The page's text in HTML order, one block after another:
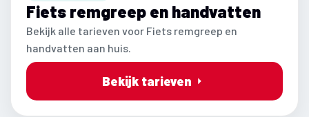
Fiets remgreep en handvatten
Bekijk alle tarieven voor Fiets remgreep en
handvatten aan huis.
Bekijk tarieven